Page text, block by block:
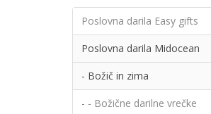
Poslovna darila Easy gifts
Poslovna darila Midocean
- Božič in zima
- - Božične darilne vrečke